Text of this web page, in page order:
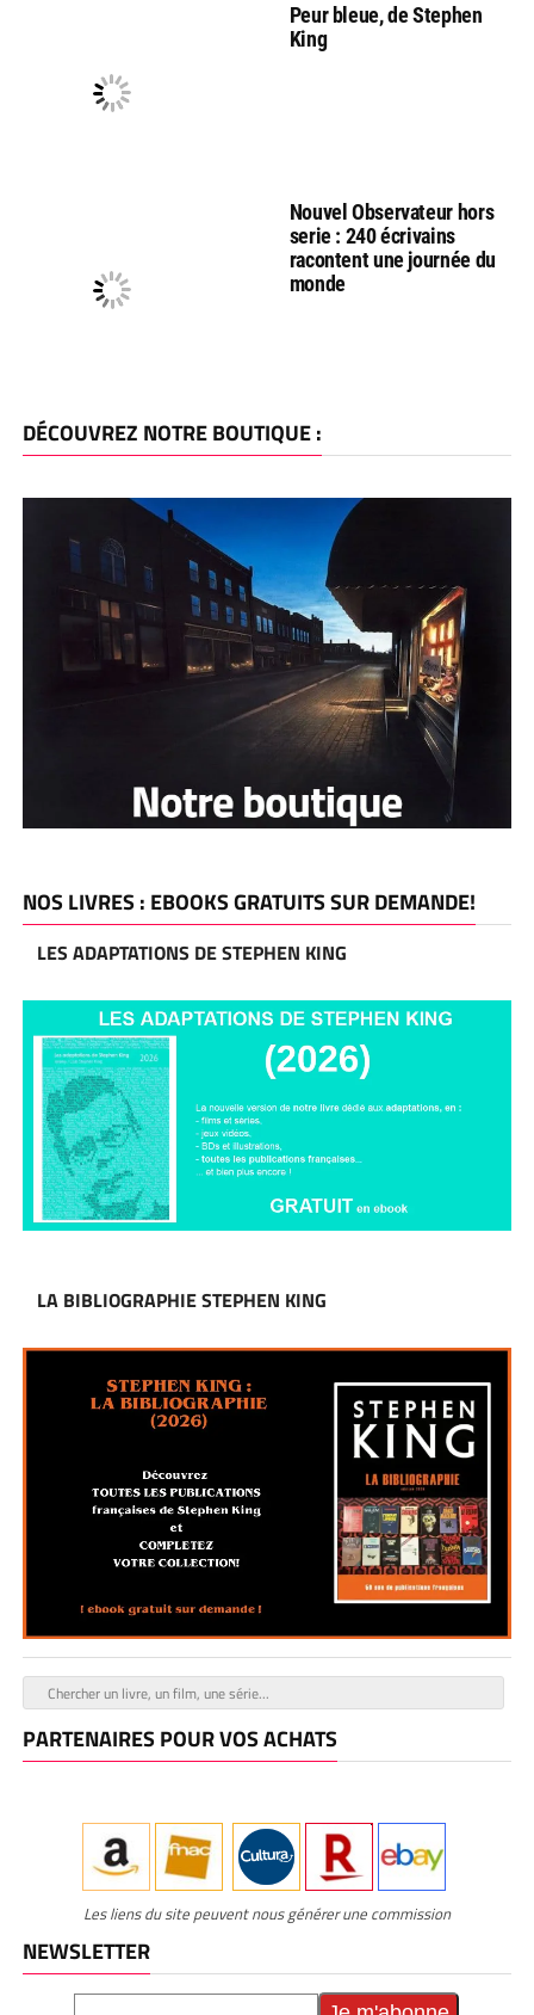
Peur bleue, de Stephen
King
Nouvel Observateur hors
serie : 240 écrivains
racontent une journée du
monde
DÉCOUVREZ NOTRE BOUTIQUE :
NOS LIVRES : EBOOKS GRATUITS SUR DEMANDE!
LES ADAPTATIONS DE STEPHEN KING
LA BIBLIOGRAPHIE STEPHEN KING
PARTENAIRES POUR VOS ACHATS
Les liens du site peuvent nous générer une commission
NEWSLETTER